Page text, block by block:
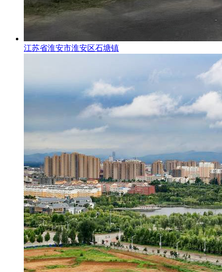
江苏省淮安市淮安区石塘镇